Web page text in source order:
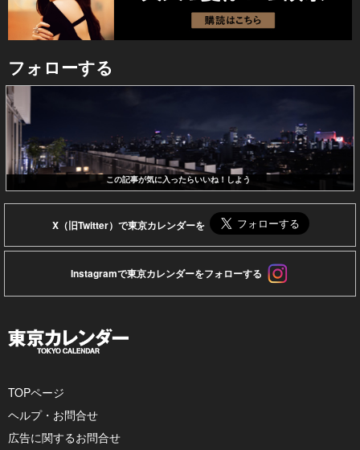
フォローする
この記事が気に入ったらいいね！しよう
X（旧Twitter）で東京カレンダーを
Instagramで東京カレンダーをフォローする
TOPページ
ヘルプ・お問合せ
広告に関するお問合せ